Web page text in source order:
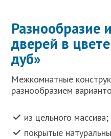
Разнообразие
дверей в
дуб»
Межкомнатные
разнообразием
из цельного массива;
покрытые